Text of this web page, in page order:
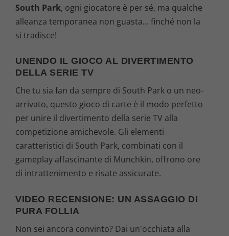
South Park, ogni giocatore è per sé, ma qualche
alleanza temporanea non guasta... finché non la
si tradisce!
UNENDO IL GIOCO AL DIVERTIMENTO
DELLA SERIE TV
Che tu sia fan da sempre di South Park o un neo-
arrivato, questo gioco di carte è il modo perfetto
per unire il divertimento della serie TV alla
competizione amichevole. Gli elementi
caratteristici di South Park, combinati con il
gameplay affascinante di Munchkin, offrono ore
di intrattenimento e risate assicurate.
VIDEO RECENSIONE: UN ASSAGGIO DI
PURA FOLLIA
Non sei ancora convinto? Dai un'occhiata alla